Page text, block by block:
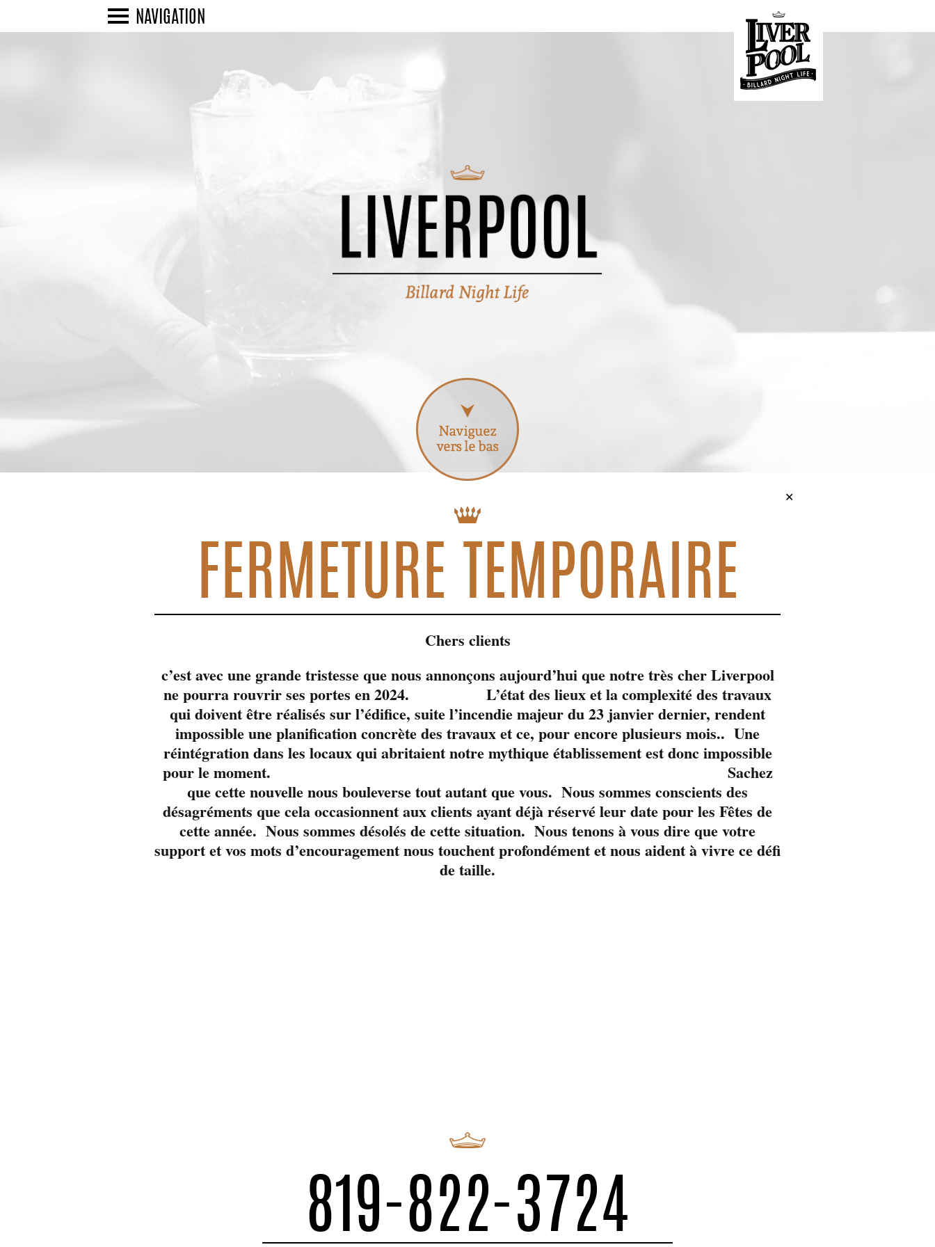
NAVIGATION
Jour précédent Jour suivant
819-822-3724
✕
FERMETURE TEMPORAIRE
Chers clients
c’est avec une grande tristesse que nous annonçons aujourd’hui que notre très cher Liverpool
ne pourra rouvrir ses portes en 2024. L’état des lieux et la complexité des travaux
qui doivent être réalisés sur l’édifice, suite l’incendie majeur du 23 janvier dernier, rendent
impossible une planification concrète des travaux et ce, pour encore plusieurs mois.. Une
réintégration dans les locaux qui abritaient notre mythique établissement est donc impossible
pour le moment. Sachez
que cette nouvelle nous bouleverse tout autant que vous. Nous sommes conscients des
désagréments que cela occasionnent aux clients ayant déjà réservé leur date pour les Fêtes de
cette année. Nous sommes désolés de cette situation. Nous tenons à vous dire que votre
support et vos mots d’encouragement nous touchent profondément et nous aident à vivre ce défi
de taille.